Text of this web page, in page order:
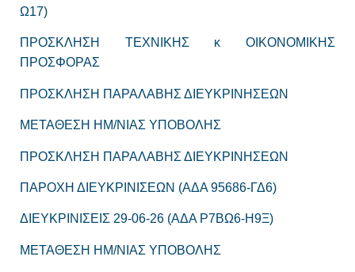
Ω17)
ΠΡΟΣΚΛΗΣΗ ΤΕΧΝΙΚΗΣ κ ΟΙΚΟΝΟΜΙΚΗΣ
ΠΡΟΣΦΟΡΑΣ
ΠΡΟΣΚΛΗΣΗ ΠΑΡΑΛΑΒΗΣ ΔΙΕΥΚΡΙΝΗΣΕΩΝ
ΜΕΤΑΘΕΣΗ ΗΜ/ΝΙΑΣ ΥΠΟΒΟΛΗΣ
ΠΡΟΣΚΛΗΣΗ ΠΑΡΑΛΑΒΗΣ ΔΙΕΥΚΡΙΝΗΣΕΩΝ
ΠΑΡΟΧΗ ΔΙΕΥΚΡΙΝΙΣΕΩΝ (ΑΔΑ 95686-ΓΔ6)
ΔΙΕΥΚΡΙΝΙΣΕΙΣ 29-06-26 (ΑΔΑ Ρ7ΒΩ6-Η9Ξ)
ΜΕΤΑΘΕΣΗ ΗΜ/ΝΙΑΣ ΥΠΟΒΟΛΗΣ